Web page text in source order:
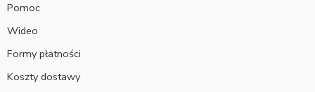
Pomoc
Wideo
Formy płatności
Koszty dostawy